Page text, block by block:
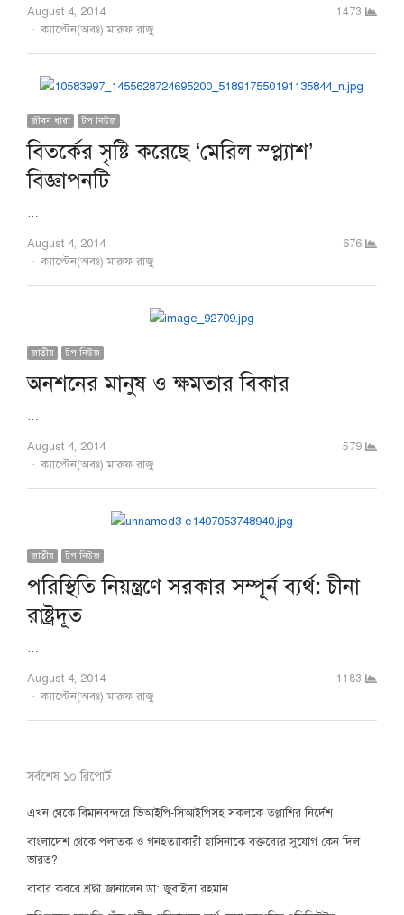
August 4, 2014
Author
ক্যাপ্টেন(অবঃ) মারুফ রাজু
1473
জীবন ধারা টপ নিউজ
বিতর্কের সৃষ্টি করেছে ‘মেরিল স্প্ল্যাশ’
বিজ্ঞাপনটি
…
August 4, 2014
Author
ক্যাপ্টেন(অবঃ) মারুফ রাজু
676
জাতীয় টপ নিউজ
অনশনের মানুষ ও ক্ষমতার বিকার
…
August 4, 2014
Author
ক্যাপ্টেন(অবঃ) মারুফ রাজু
579
জাতীয় টপ নিউজ
পরিস্থিতি নিয়ন্ত্রণে সরকার সম্পূর্ন ব্যর্থ: চীনা
রাষ্ট্রদূত
…
August 4, 2014
Author
ক্যাপ্টেন(অবঃ) মারুফ রাজু
1183
সর্বশেষ ১০ রিপোর্ট
এখন থেকে বিমানবন্দরে ভিআইপি-সিআইপিসহ সকলকে তল্লাশির নির্দেশ
বাংলাদেশ থেকে পলাতক ও গনহত্যাকারী হাসিনাকে বক্তব্যের সুযোগ কেন দিল
ভারত?
বাবার কবরে শ্রদ্ধা জানালেন ডা: জুবাইদা রহমান